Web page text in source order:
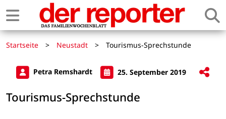
Startseite > Neustadt > Tourismus-Sprechstunde
Petra Remshardt 25. September 2019
Tourismus-Sprechstunde